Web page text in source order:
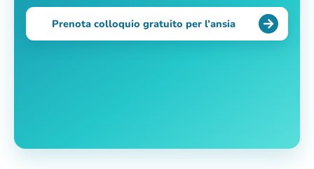
Prenota colloquio gratuito per l’ansia